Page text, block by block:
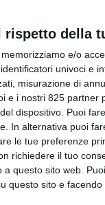
rispetto della
memorizziamo e/o
univoci e
misurazione di
e i nostri 825 partner
dispositivo. Puoi
In alternativa puoi
le tue preferenze
richiedere il tuo
a questo sito web.
questo sito e
forme di
ancora con
su SUPER
working in